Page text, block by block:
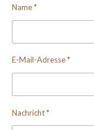
Name *
E-Mail-Adresse *
Nachricht *